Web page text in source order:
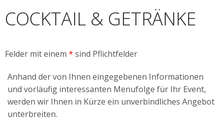
COCKTAIL & GETRÄNKE
Felder mit einem * sind Pflichtfelder
Anhand der von Ihnen eingegebenen Informationen
und vorläufig interessanten Menufolge für Ihr Event,
werden wir Ihnen in Kürze ein unverbindliches Angebot
unterbreiten.